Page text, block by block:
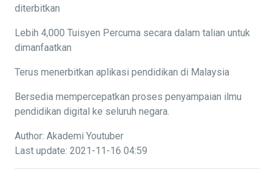
diterbitkan
Lebih 4,000 Tuisyen Percuma secara dalam talian untuk
dimanfaatkan
Terus menerbitkan aplikasi pendidikan di Malaysia
Bersedia mempercepatkan proses penyampaian ilmu
pendidikan digital ke seluruh negara.
Author: Akademi Youtuber
Last update: 2021-11-16 04:59